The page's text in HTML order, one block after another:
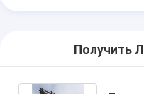
Получить